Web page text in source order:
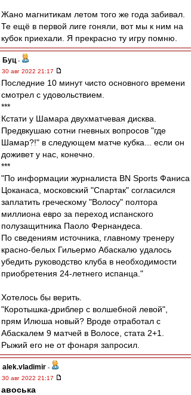
Жано магнитикам летом того же года забивал.
Те ещё в первой лиге гоняли, вот мы к ним на
кубок приехали. Я прекрасно ту игру помню.
Буц -
30 авг 2022 21:17
Последние 10 минут чисто основного времени
смотрел с удовольствием.
***
Кстати у Шамара двухматчевая дисква.
Предвкушаю сотни гневных вопросов "где
Шамар?!" в следующем матче кубка... если он
доживет у нас, конечно.
***
"По информации журналиста BN Sports Фаниса
Цоканаса, московский "Спартак" согласился
заплатить греческому "Волосу" полтора
миллиона евро за переход испанского
полузащитника Паоло Фернандеса.
По сведениям источника, главному тренеру
красно-белых Гильермо Абаскалю удалось
убедить руководство клуба в необходимости
приобретения 24-летнего испанца."
Хотелось бы верить.
"Коротышка-дриблер с волшебной левой",
прям Илюша новый? Вроде отработал с
Абаскалем 9 матчей в Волосе, стата 2+1.
Рыжий его не от фонаря запросил.
alek.vladimir -
30 авг 2022 21:17
авоська